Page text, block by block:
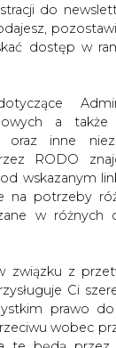
do
dostęp w
a
oraz inne
RODO
wskazanym
na potrzeby
w różnych
związku z
Ci
prawo
wobec
RYNEK PALIW
w JSW
w JSW